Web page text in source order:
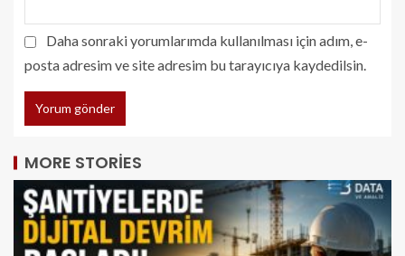
Daha sonraki yorumlarımda kullanılması için adım, e-
posta adresim ve site adresim bu tarayıcıya kaydedilsin.
MORE STORIES